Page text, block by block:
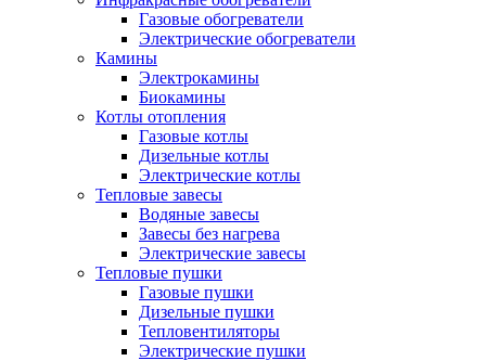
Газовые обогреватели
Электрические обогреватели
Камины
Электрокамины
Биокамины
Котлы отопления
Газовые котлы
Дизельные котлы
Электрические котлы
Тепловые завесы
Водяные завесы
Завесы без нагрева
Электрические завесы
Тепловые пушки
Газовые пушки
Дизельные пушки
Тепловентиляторы
Электрические пушки